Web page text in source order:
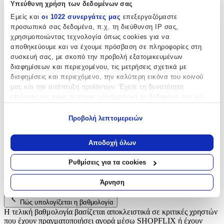
Υπεύθυνη χρήση των δεδομένων σας
Εμείς και οι 1022 συνεργάτες μας επεξεργαζόμαστε
προσωπικά σας δεδομένα, π.χ. τη διεύθυνση IP σας,
χρησιμοποιώντας τεχνολογία όπως cookies για να
αποθηκεύουμε και να έχουμε πρόσβαση σε πληροφορίες στη
συσκευή σας, με σκοπό την προβολή εξατομικευμένων
διαφημίσεων και περιεχομένου, τις μετρήσεις σχετικά με
διαφημίσεις και περιεχόμενο, την καλύτερη εικόνα του κοινού
μας και την ανάπτυξη προϊόντων. Έχετε τη δυνατότητα
Να συλλέξουμε πληροφορίες σχετικά με τη γεωγραφική
σας τοποθεσία, οι οποίες μπορεί να είναι ακριβείς σε
απόσταση μερικών μέτρων
Να αναγνωρίσουμε τη συσκευή σας σαρώνοντας ενεργά
για συγκεκριμένα χαρακτηριστικά (δακτυλικό αποτύπωμα)
Μάθετε περισσότερα σχετικά με τον τρόπο επεξεργασίας των
προσωπικών σας δεδομένων και καθορίστε τις προτιμήσεις σας
στηνενότητα “Λεπτομέρειες”. Μπορείτε να αλλάξετε ή να
ανακαλέσετε τη συγκατάθεσή σας ανά πάσα στιγμή από τη
Προβολή λεπτομερειών
Αποδοχή όλων
Ρυθμίσεις για τα cookies
Άρνηση
Χαρακτηριστικά
Χαρακτηριστικά
Κατασκευαστής:
Αξιολογήσεις
Προς το παρόν δεν υπάρχουν άλλες αξιολογήσεις. Όταν
προστεθούν, θα εμφανιστούν εδώ.
Πώς υπολογίζεται η βαθμολογία
Η τελική βαθμολογία βασίζεται αποκλειστικά σε κριτικές χρηστών
που έχουν πραγματοποιήσει αγορά μέσω SHOPFLIX ή έχουν